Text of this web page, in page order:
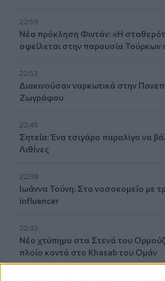
22:59
Νέα πρόκληση Φιντάν: «Η
οφείλεται στην παρουσία Τούρκων
22:53
Διακινούσαν ναρκωτικά στην
Ζωγράφου
22:45
Σητεία: Ένα τσιγάρο παραλίγο να
Λιθίνες
22:38
Ιωάννα Τούνη: Στο νοσοκομείο με
influencer
22:32
Νέο χτύπημα στα Στενά του
πλοίο κοντά στο Khasab του Ομάν